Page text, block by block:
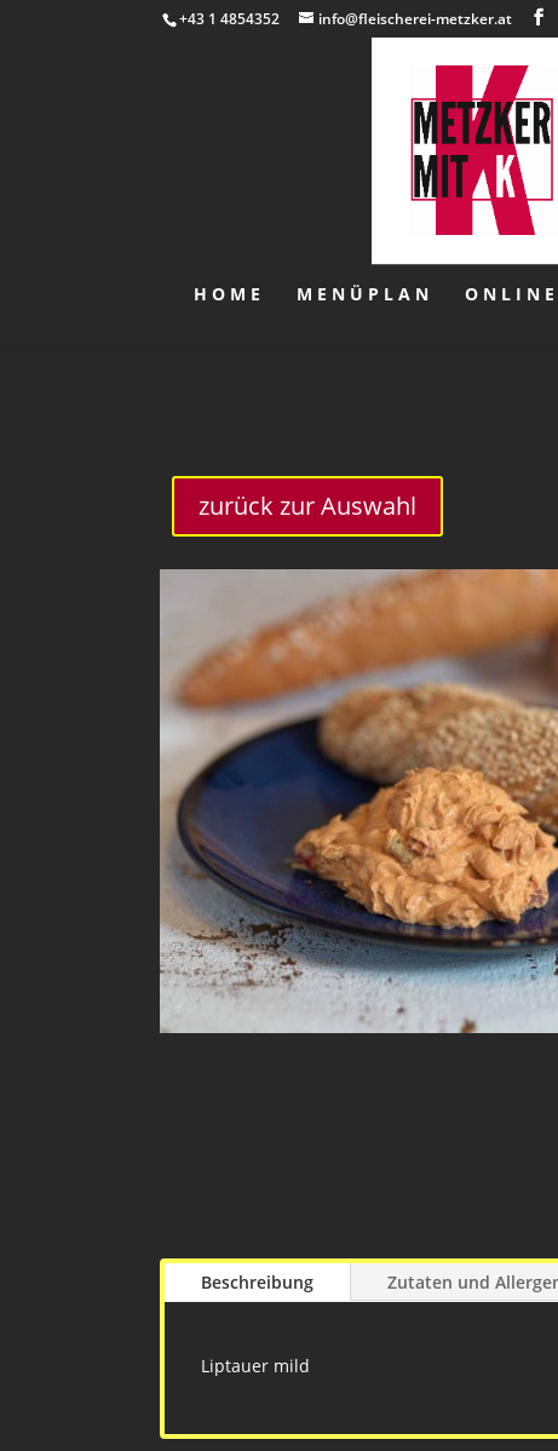
+43 1 4854352 info@fleischerei-metzker.at
HOME MENÜPLAN
zurück zur Auswahl
Beschreibung Zutaten und
Liptauer mild